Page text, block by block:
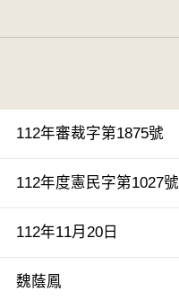
112年審裁字第1875號
112年度憲民字第1027號
112年11月20日
魏蔭鳳